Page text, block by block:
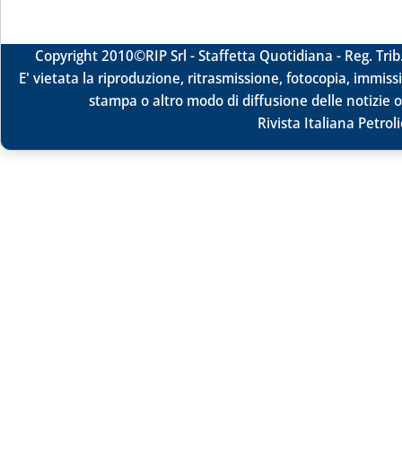
Copyright 2010©RIP Srl -Staffetta Quotidiana - Reg.
E' vietata la riproduzione, ritrasmissione, fotocopia,
stampa o altro modo di diffusione delle notizie
Rivista Italiana